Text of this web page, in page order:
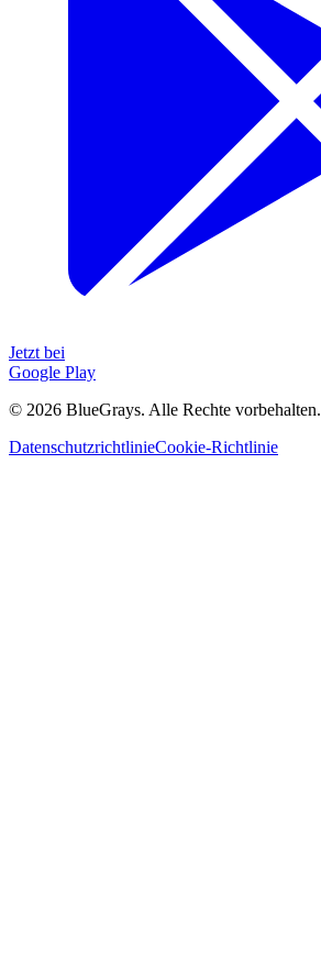
Jetzt bei
Google Play
© 2026 BlueGrays. Alle Rechte vorbehalten.
DatenschutzrichtlinieCookie-Richtlinie